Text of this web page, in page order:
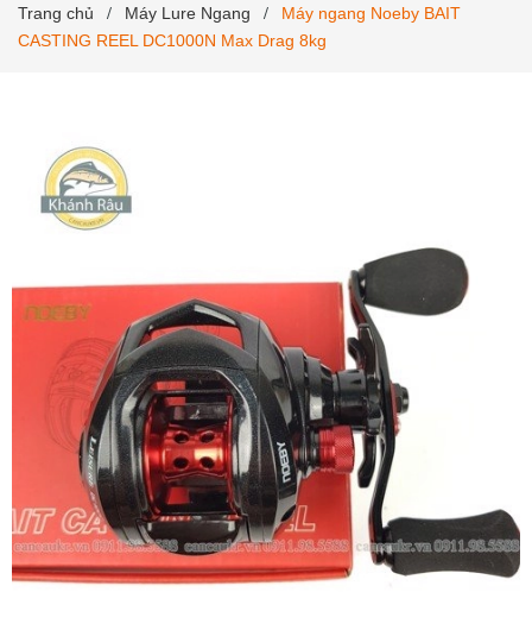
Trang chủ / Máy Lure Ngang /
Máy ngang Noeby BAIT
CASTING REEL DC1000N Max Drag 8kg